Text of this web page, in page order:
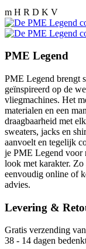
m H R D K V
PME Legend
PME Legend brengt
geïnspireerd op de
vliegmachines. Het
materialen en een
draagbaarheid met
sweaters, jacks en
aanvoelt en tegelijk
je PME Legend voor
look met karakter.
eenvoudig online of
advies.
Levering &
Gratis verzending
38 - 14 dagen